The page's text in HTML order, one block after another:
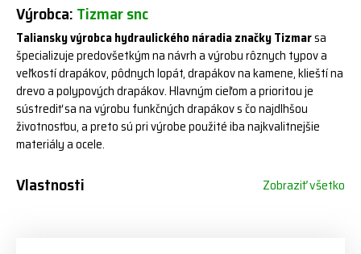
Výrobca:Tizmar snc
Taliansky výrobca hydraulického náradia značky Tizmarsa
špecializuje predovšetkým na návrh a výrobu rôznych typov a
veľkostí drapákov, pôdnych lopát, drapákov na kamene, klieští na
drevo a polypových drapákov. Hlavným cieľom a prioritou je
sústrediť sa na výrobu funkčných drapákov s čo najdlhšou
životnosťou, a preto sú pri výrobe použité iba najkvalitnejšie
materiály a ocele.
Vlastnosti Zobraziť všetko